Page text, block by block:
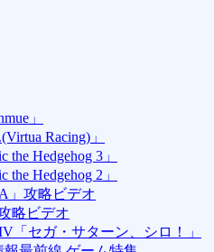
」
Racing)」
Hedgehog 3」
Hedgehog 2」
」攻略ビデオ
略ビデオ
「セガ・サターン、シロ！」